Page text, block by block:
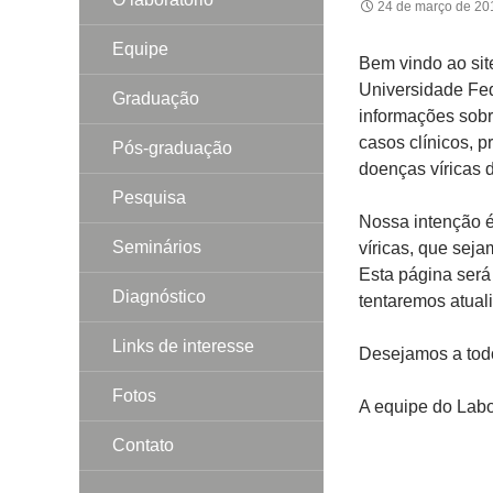
24 de março de
Bem vindo ao
Universidade
informações
casos clínicos,
doenças víricas
Nossa intenção
víricas, que
Esta página
tentaremos
Desejamos a
A equipe do
Equipe
Graduação
Pós-graduação
Pesquisa
Seminários
Diagnóstico
Links de interesse
Fotos
Contato